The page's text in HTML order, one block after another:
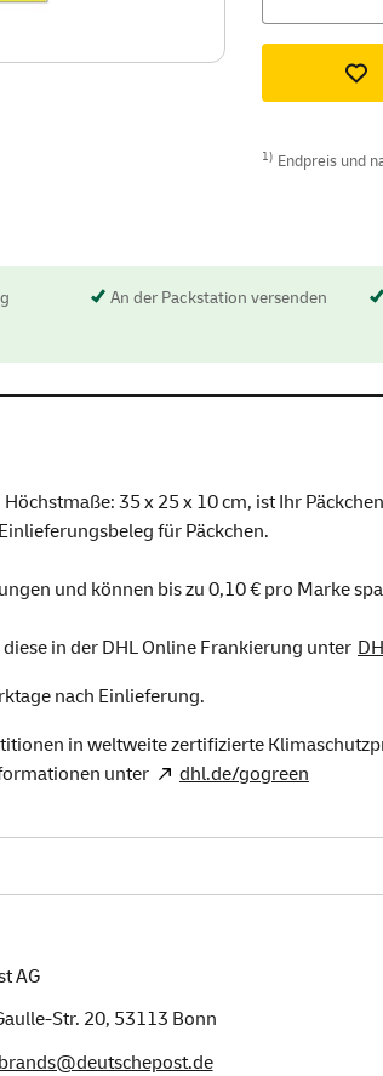
1) Endpreis und
An der Packstation versenden
35 x 25 x 10 cm, ist Ihr
für Päckchen.
und können bis zu 0,10 € pro Marke
in der DHL Online Frankierung unter
nach Einlieferung.
in weltweite zertifizierte
unter
dhl.de/gogreen
AG
Str. 20, 53113 Bonn